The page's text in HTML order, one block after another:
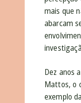
mais que
abarcam
Dez anos
Mattos, o
exemplo